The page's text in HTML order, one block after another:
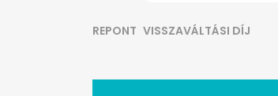
REPONT VISSZAVÁLTÁSI DÍJ